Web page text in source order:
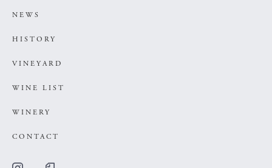
NEWS
HISTORY
VINEYARD
WINE LIST
WINERY
CONTACT